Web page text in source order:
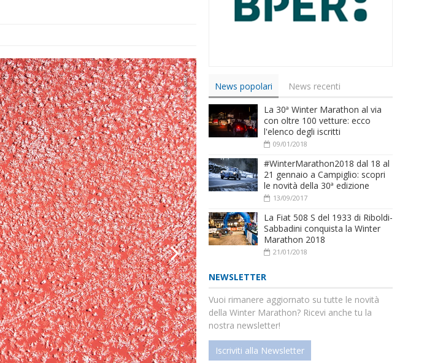
Next
News popolari
News recenti
La 30ª Winter Marathon al via
con oltre 100 vetture: ecco
l'elenco degli iscritti
09/01/2018
#WinterMarathon2018 dal 18 al
21 gennaio a Campiglio: scopri
le novità della 30ª edizione
13/09/2017
La Fiat 508 S del 1933 di Riboldi-
Sabbadini conquista la Winter
Marathon 2018
21/01/2018
NEWSLETTER
Vuoi rimanere aggiornato su tutte le novità
della Winter Marathon? Ricevi anche tu la
nostra newsletter!
Iscriviti alla Newsletter